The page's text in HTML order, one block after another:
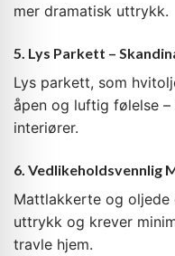
mer dramatisk uttrykk.
5. Lys Parkett –
Lys parkett, som
åpen og luftig følelse
interiører.
6. Vedlikeholdsvennlig
Mattlakkerte og
uttrykk og krever
travle hjem.